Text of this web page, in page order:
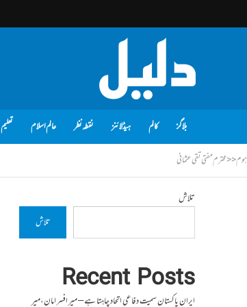
بلاگز کالم ہیڈلائنز نقطہ نظر عالم اسلام تعلیم
ہوم<<محترم مفتی تقی عثما نی
تلاش
تلاش
Recent Posts
ایران پاکستان سمیت دفاعی اتحاد چاہتا ہے – میر افسر امان،میر